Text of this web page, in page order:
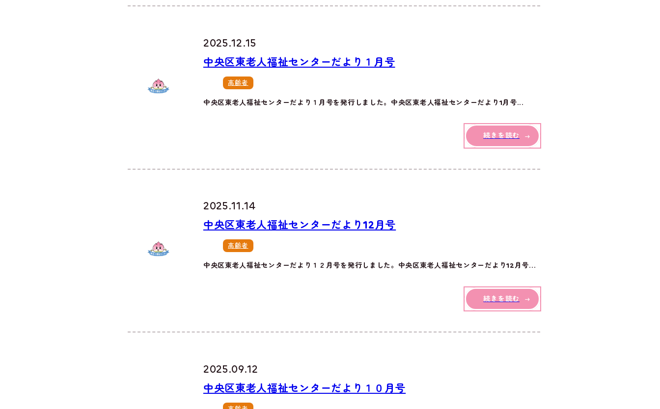
2025.12.15
中央区東老人福祉センターだより１月号
高齢者
中央区東老人福祉センターだより１月号を発行しました。中央区東老人福祉センターだより1月号...
続きを読む
2025.11.14
中央区東老人福祉センターだより12月号
高齢者
中央区東老人福祉センターだより１２月号を発行しました。中央区東老人福祉センターだより12月号...
続きを読む
2025.09.12
中央区東老人福祉センターだより１０月号